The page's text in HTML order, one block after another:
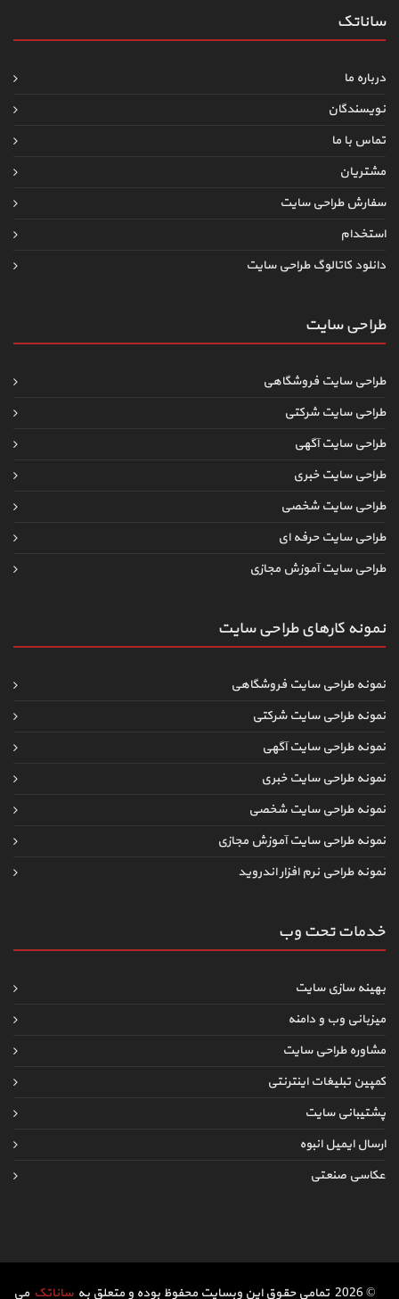
ساناتک
درباره ما
نویسندگان
تماس با ما
مشتریان
سفارش طراحی سایت
استخدام
دانلود کاتالوگ طراحی سایت
طراحی سایت
طراحی سایت فروشگاهی
طراحی سایت شرکتی
طراحی سایت آگهی
طراحی سایت خبری
طراحی سایت شخصی
طراحی سایت حرفه ای
طراحی سایت آموزش مجازی
نمونه کارهای طراحی سایت
نمونه طراحی سایت فروشگاهی
نمونه طراحی سایت شرکتی
نمونه طراحی سایت آگهی
نمونه طراحی سایت خبری
نمونه طراحی سایت شخصی
نمونه طراحی سایت آموزش مجازی
نمونه طراحی نرم افزار اندروید
خدمات تحت وب
بهینه سازی سایت
میزبانی وب و دامنه
مشاوره طراحی سایت
کمپین تبلیغات اینترنتی
پشتیبانی سایت
ارسال ایمیل انبوه
عکاسی صنعتی
© 2026 تمامی حقوق این وبسایت محفوظ بوده و متعلق به ساناتک می